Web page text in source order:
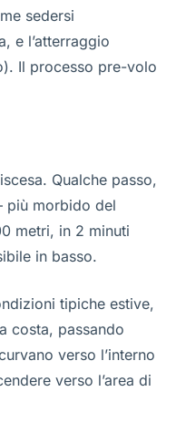
sedersi
e l’atterraggio
Il processo pre-volo
Qualche passo,
più morbido del
metri, in 2 minuti
in basso.
tipiche estive,
costa, passando
verso l’interno
verso l’area di